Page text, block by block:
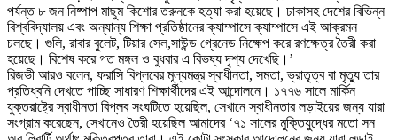
পর্যন্ত ৮ জন নিষ্পাপ মাছুম কিশোর তরুনকে হত্যা করা হয়েছে। ঢাকাসহ দেশের বিভিন্ন
বিশ্ববিদ্যালয় এবং অন্যান্য শিক্ষা প্রতিষ্ঠানের ক্যাম্পাসে ক্যাম্পাসে এই আক্রমন
চলছে। গুলি, রাবার বুলেট, টিয়ার সেল,সাউন্ড গ্রেনেড নিক্ষেপ করে রণক্ষেত্র তৈরী করা
হয়েছে। বিশেষ করে গত মঙ্গল ও বুধবার এ বিভষ্য দৃশ্য দেখেছি।’
রিজভী আরও বলেন, ফরাসি বিপ্লবের মূল্যমন্ত্র স্বাধীনতা, সমতা, ভ্রাতৃত্ব বা মৃত্যু তার
প্রতিধ্বনি দেখতে পাচ্ছি সাধারণ শিক্ষার্থীদের এই আন্দোলনে। ১৭৭৬ সালে মার্কিন
যুক্তরাষ্ট্রে স্বাধীনতা বিপ্লব সংঘটিতে হয়েছিল, সেখানে স্বাধীনতার লড়াইয়ের জন্য যারা
সংগ্রাম করেছেন, সেখানেও তৈরী হয়েছিল আমাদের ‘৭১ সালের মুক্তিযুদ্ধের মতো সন